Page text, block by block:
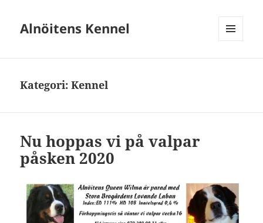
Alnöitens Kennel
Kategori:Kennel
Nu hoppas vi på valpar
påsken 2020